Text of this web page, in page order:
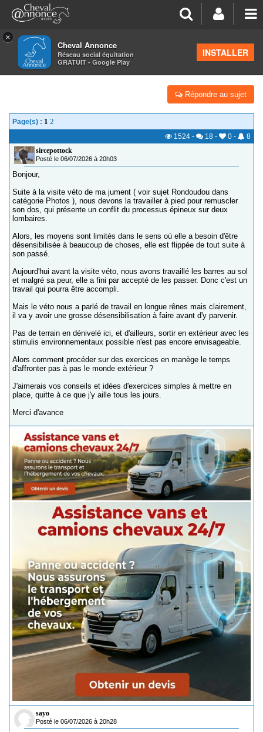
×
Cheval Annonce
Réseau social équitation
GRATUIT - Google Play
INSTALLER
>Équitation et cavaliers
MUSCLER LE DOS À PIED, AVEC MOYEN LIMITÉ
Répondre au sujet
Page(s) : 1 2
1524 - 18 - 0 -
8
sircepottock
Posté le 06/07/2026 à 20h03
Bonjour,
Suite à la visite véto de ma jument ( voir sujet Rondoudou dans
catégorie Photos ), nous devons la travailler à pied pour remuscler
son dos, qui présente un conflit du processus épineux sur deux
lombaires.
Alors, les moyens sont limités dans le sens où elle a besoin d'être
désensibilisée à beaucoup de choses, elle est flippée de tout suite à
son passé.
Aujourd'hui avant la visite véto, nous avons travaillé les barres au sol
et malgré sa peur, elle a fini par accepté de les passer. Donc c'est un
travail qui pourra être accompli.
Mais le véto nous a parlé de travail en longue rênes mais clairement,
il va y avoir une grosse désensibilisation à faire avant d'y parvenir.
Pas de terrain en dénivelé ici, et d'ailleurs, sortir en extérieur avec les
stimulis environnementaux possible n'est pas encore envisageable.
Alors comment procéder sur des exercices en manège le temps
d'affronter pas à pas le monde extérieur ?
J'aimerais vos conseils et idées d'exercices simples à mettre en
place, quitte à ce que j'y aille tous les jours.
Merci d'avance
sayo
Posté le 06/07/2026 à 20h28